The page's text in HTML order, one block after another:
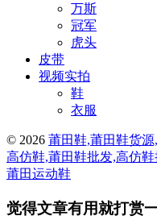
万斯
冠军
虎头
皮带
视频实拍
鞋
衣服
© 2026 莆田鞋,莆田鞋货
高仿鞋,莆田鞋批发,高仿
莆田运动鞋
觉得文章有用就打赏